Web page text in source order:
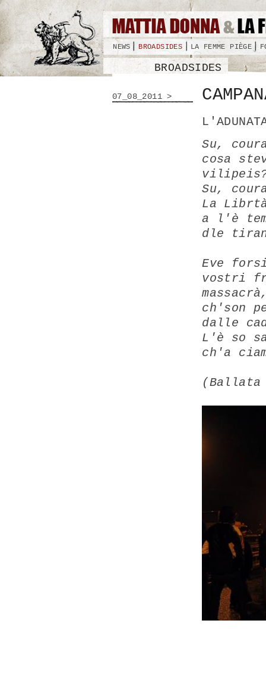
NEWS BROADSIDES LA FEMME PIÈGE
BROADSIDES
07_08_2011 >
Su,
cosa
Su,
La
a l'è
dle
Eve
vostri
ch'son
dalle
L'è so
ch'a
(Ballata